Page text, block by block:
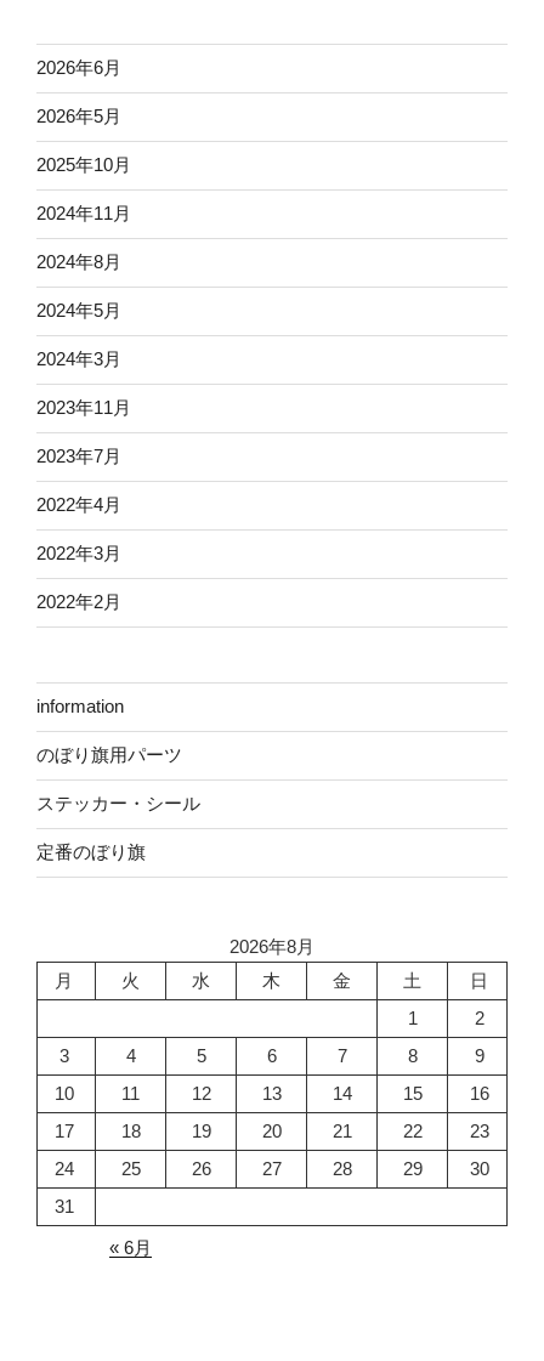
2026年6月
2026年5月
2025年10月
2024年11月
2024年8月
2024年5月
2024年3月
2023年11月
2023年7月
2022年4月
2022年3月
2022年2月
information
のぼり旗用パーツ
ステッカー・シール
定番のぼり旗
2026年8月
月
火 水 木 金 土
日
1
2
3
4 5 6 7 8
9
10
11 12 13 14 15
16
17
18 19 20 21 22
23
24
25 26 27 28 29
30
31
« 6月